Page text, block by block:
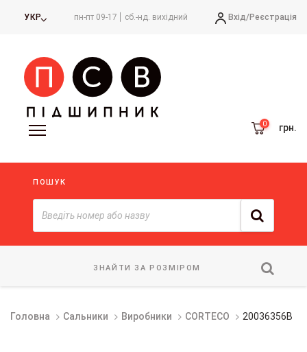
УКР пн-пт 09-17 сб.-нд. вихідний Вхід/Реєстрація
грн.
ПОШУК
ЗНАЙТИ ЗА РОЗМІРОМ
Головна Сальники Виробники CORTECO 20036356B